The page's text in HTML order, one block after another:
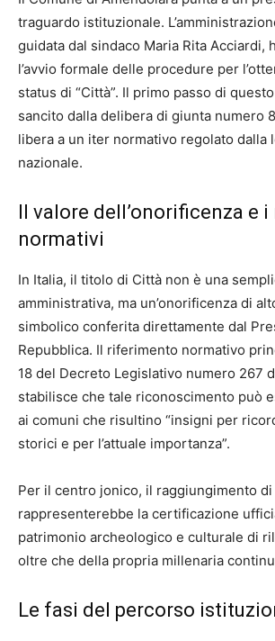
traguardo istituzionale.
guidata dal sindaco Maria Rita Acciardi,
l’avvio formale delle procedure per
status di “Città”. Il primo passo di
sancito dalla delibera di giunta numero
libera a un iter normativo regolato dalla
nazionale.
Il valore dell’onorificenza e
normativi
In Italia, il titolo di Città non è una
amministrativa, ma un’onorificenza di
simbolico conferita direttamente dal
Repubblica. Il riferimento normativo
18 del Decreto Legislativo numero 267
stabilisce che tale riconoscimento può
ai comuni che risultino “insigni per
storici e per l’attuale importanza”.
Per il centro jonico, il raggiungimento
rappresenterebbe la certificazione
patrimonio archeologico e culturale di
oltre che della propria millenaria
Le fasi del percorso